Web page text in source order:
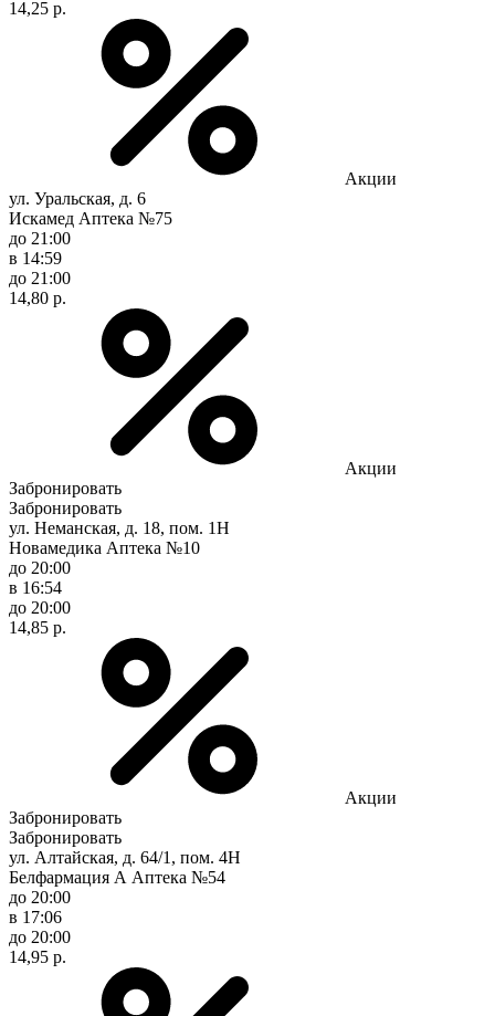
14,25 р.
Акции
ул. Уральская, д. 6
Искамед Аптека №75
до 21:00
в 14:59
до 21:00
14,80 р.
Акции
Забронировать
Забронировать
ул. Неманская, д. 18, пом. 1Н
Новамедика Аптека №10
до 20:00
в 16:54
до 20:00
14,85 р.
Акции
Забронировать
Забронировать
ул. Алтайская, д. 64/1, пом. 4Н
Белфармация А Аптека №54
до 20:00
в 17:06
до 20:00
14,95 р.